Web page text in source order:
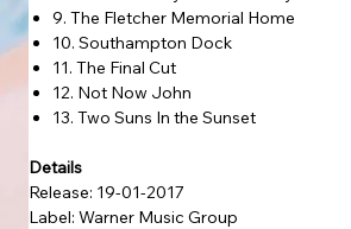
9. The Fletcher Memorial Home
10. Southampton Dock
11. The Final Cut
12. Not Now John
13. Two Suns In the Sunset
Details
Release: 19-01-2017
Label: Warner Music Group